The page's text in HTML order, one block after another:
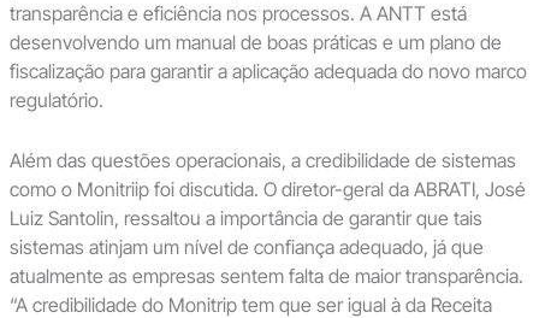
transparência e eficiência nos processos. A ANTT está
desenvolvendo um manual de boas práticas e um plano de
fiscalização para garantir a aplicação adequada do novo marco
regulatório.
Além das questões operacionais, a credibilidade de sistemas
como o Monitriip foi discutida. O diretor-geral da ABRATI, José
Luiz Santolin, ressaltou a importância de garantir que tais
sistemas atinjam um nível de confiança adequado, já que
atualmente as empresas sentem falta de maior transparência.
“A credibilidade do Monitrip tem que ser igual à da Receita